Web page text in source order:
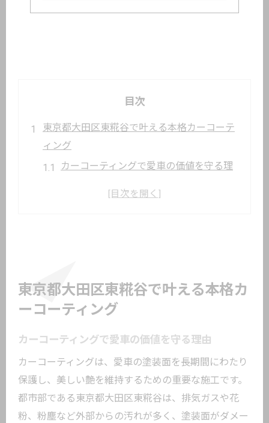
目次
東京都大田区東糀谷で叶える本格カーコーテ
ィング
カーコーティングで愛車の価値を守る理
車種や用途別カーコーティングの特徴解
説
愛車への最適カーコーティングプランと
は
汚れから守るカーコーティングの効果実感法
カーコーティングの効果を最大限に引き
出す方法
汚れに強いカーコーティング施工手順の
東京都大田区東糀谷で叶える本格カ
ーコーティング
カーコーティングで愛車の価値を守る理由
カーコーティングは、愛車の塗装面を長期間にわたり
保護し、美しい艶を維持するための重要な施工です。
都市部である東京都大田区東糀谷は、排気ガスや花
粉、粉塵など外部からの汚れが多く、塗装面がダメー